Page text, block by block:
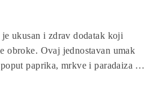
ukusan i zdrav dodatak koji
obroke. Ovaj jednostavan umak
paprika, mrkve i paradaiza s